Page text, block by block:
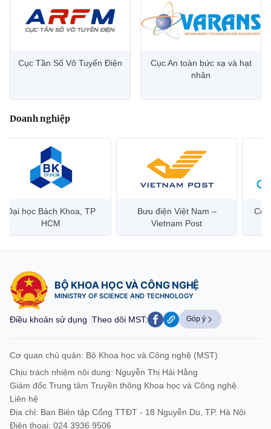
Cục Tần Số Vô Tuyến Điện
Cục An toàn bức xạ và hạt
nhân
Doanh nghiệp
Bưu điện Việt Nam –
Vietnam Post
Công ty Cổ phần Hạ tầng
Viễn Thông CMC
BỘ KHOA HỌC VÀ CÔNG NGHỆ
MINISTRY OF SCIENCE AND TECHNOLOGY
Điều khoản sử dụng Theo dõi MST: Góp ý
Cơ quan chủ quản: Bộ Khoa học và Công nghệ (MST)
Chịu trách nhiệm nội dung: Nguyễn Thị Hải Hằng
Giám đốc Trung tâm Truyền thông Khoa học và Công nghệ.
Liên hệ
Địa chỉ: Ban Biên tập Cổng TTĐT - 18 Nguyễn Du, TP. Hà Nội
Điện thoại: 024 3936 9506